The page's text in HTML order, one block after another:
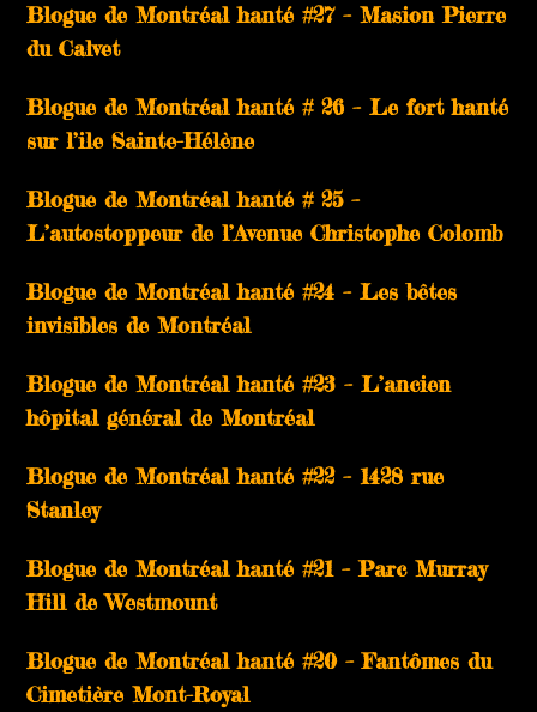
Blogue de Montréal hanté #27 – Masion Pierre
du Calvet
Blogue de Montréal hanté # 26 – Le fort hanté
sur l’ile Sainte-Hélène
Blogue de Montréal hanté # 25 –
L’autostoppeur de l’Avenue Christophe Colomb
Blogue de Montréal hanté #24 – Les bêtes
invisibles de Montréal
Blogue de Montréal hanté #23 – L’ancien
hôpital général de Montréal
Blogue de Montréal hanté #22 – 1428 rue
Stanley
Blogue de Montréal hanté #21 – Parc Murray
Hill de Westmount
Blogue de Montréal hanté #20 – Fantômes du
Cimetière Mont-Royal